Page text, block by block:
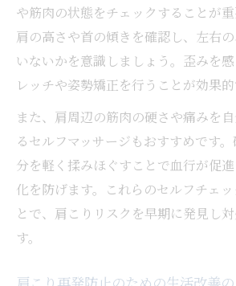
や筋肉の状態をチェックすることが
肩の高さや首の傾きを確認し、左右
いないかを意識しましょう。歪みを
レッチや姿勢矯正を行うことが効果的
また、肩周辺の筋肉の硬さや痛みを
るセルフマッサージもおすすめです
分を軽く揉みほぐすことで血行が促
化を防げます。これらのセルフチェ
とで、肩こりリスクを早期に発見し
す。